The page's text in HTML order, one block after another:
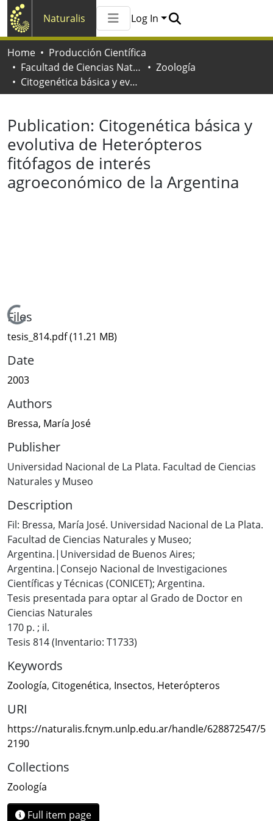
Naturalis
All of Naturalis
Log In
Home
Producción Científica
Facultad de Ciencias Naturales y Museo
Zoología
Citogenética básica y evolutiva de Heterópteros fitófagos de interés agroeconómico de la Argentina
Publication: Citogenética básica y
evolutiva de Heterópteros
fitófagos de interés
agroeconómico de la Argentina
Loading...
Files
tesis_814.pdf(11.21 MB)
Date
2003
Authors
Bressa, María José
Publisher
Universidad Nacional de La Plata. Facultad de Ciencias
Naturales y Museo
Description
Fil: Bressa, María José. Universidad Nacional de La Plata.
Facultad de Ciencias Naturales y Museo;
Argentina.|Universidad de Buenos Aires;
Argentina.|Consejo Nacional de Investigaciones
Científicas y Técnicas (CONICET); Argentina.
Tesis presentada para optar al Grado de Doctor en
Ciencias Naturales
170 p. ; il.
Tesis 814 (Inventario: T1733)
Keywords
Zoología, Citogenética, Insectos, Heterópteros
URI
https://naturalis.fcnym.unlp.edu.ar/handle/628872547/5
2190
Collections
Zoología
Full item page